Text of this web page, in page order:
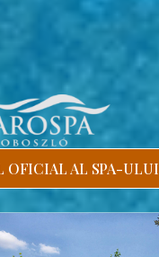
OFICIAL AL SPA-ULUI